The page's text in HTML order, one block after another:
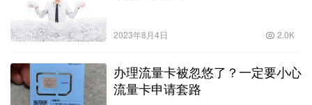
2023年8月4日 2.0K
办理流量卡被忽悠了？一定要小心
流量卡申请套路